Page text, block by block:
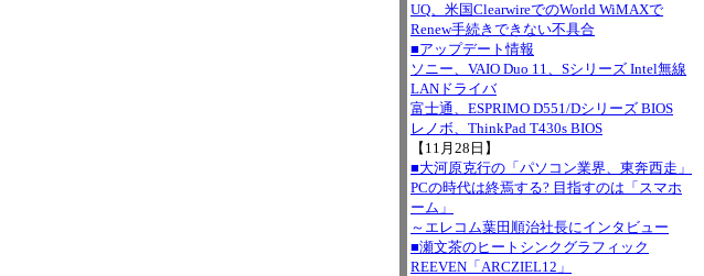
UQ、米国ClearwireでのWorld WiMAXで
Renew手続きできない不具合
■アップデート情報
ソニー、VAIO Duo 11、Sシリーズ Intel無線
LANドライバ
富士通、ESPRIMO D551/Dシリーズ BIOS
レノボ、ThinkPad T430s BIOS
【11月28日】
■大河原克行の「パソコン業界、東奔西走」
PCの時代は終焉する? 目指すのは「スマホ
ーム」
～エレコム葉田順治社長にインタビュー
■瀬文茶のヒートシンクグラフィック
REEVEN「ARCZIEL12」